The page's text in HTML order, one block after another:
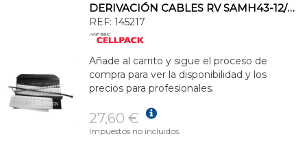
DERIVACIÓN CABLES RV SAMH43-12/200
REF: 145217
Añade al carrito y sigue el proceso de
compra para ver la disponibilidad y los
precios para profesionales.
27,60 €
Impuestos no incluidos.